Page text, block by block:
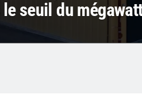
seuil du